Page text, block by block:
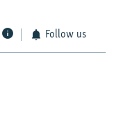
Follow us